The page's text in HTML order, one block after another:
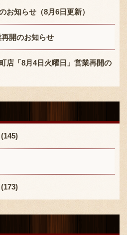
お知らせ（8月6日更新）
開のお知らせ
店「8月4日火曜日」営業再開の